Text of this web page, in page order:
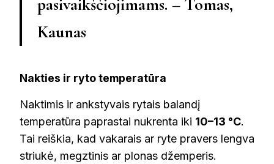
pasivaikščiojimams. – Tomas,
Kaunas
Nakties ir ryto temperatūra
Naktimis ir ankstyvais rytais balandį
temperatūra paprastai nukrenta iki 10–13 °C.
Tai reiškia, kad vakarais ar ryte pravers lengva
striukė, megztinis ar plonas džemperis.